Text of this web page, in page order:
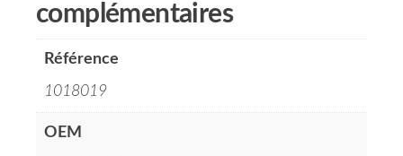
complémentaires
Référence
1018019
OEM